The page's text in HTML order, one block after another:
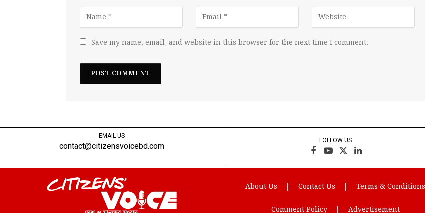
Save my name, email, and website in this browser for the next time I comment.
EMAIL US
contact@citizensvoicebd.com
FOLLOW US
Facebook
YouTube
X
(Twitter)
LinkedIn
About Us Contact Us Terms & Conditions
Comment Policy Advertisement